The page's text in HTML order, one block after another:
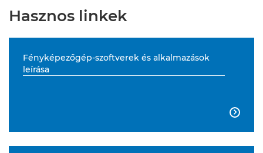
Hasznos linkek
Fényképezőgép-szoftverek és alkalmazások
leírása
